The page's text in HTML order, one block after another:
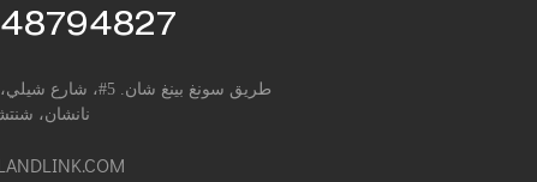
نانشان،